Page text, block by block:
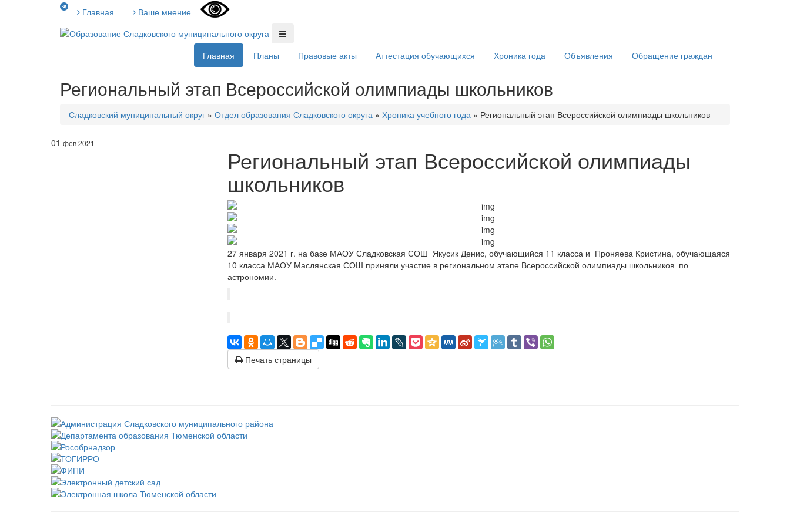
Главная Ваше мнение
Главная Планы Правовые акты Аттестация обучающихся Хроника года Объявления Обращение граждан
Региональный этап Всероссийской олимпиады школьников
Сладковский муниципальный округ » Отдел образования Сладковского округа » Хроника учебного года » Региональный этап Всероссийской олимпиады школьников
01 фев 2021
Региональный этап Всероссийской олимпиады
школьников
27 января 2021 г. на базе МАОУ Сладковская СОШ Якусик Денис, обучающийся 11 класса и Проняева Кристина, обучающаяся
10 класса МАОУ Маслянская СОШ приняли участие в региональном этапе Всероссийской олимпиады школьников по
астрономии.
Печать страницы